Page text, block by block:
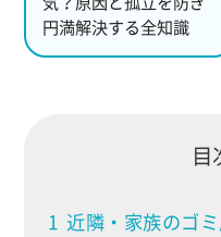
円満解決する全知識
目
1 近隣・家族のゴ